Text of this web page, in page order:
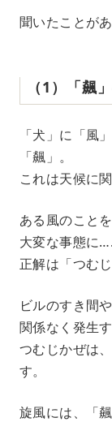
聞いたことが
（1）「飆
「犬」に「風
「飆」。
これは天候に
ある風のこと
大変な事態に
正解は「つむ
ビルのすき間
関係なく発生
つむじかぜは
す。
旋風には、「